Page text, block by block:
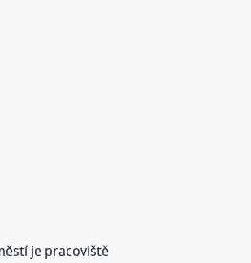
je pracoviště